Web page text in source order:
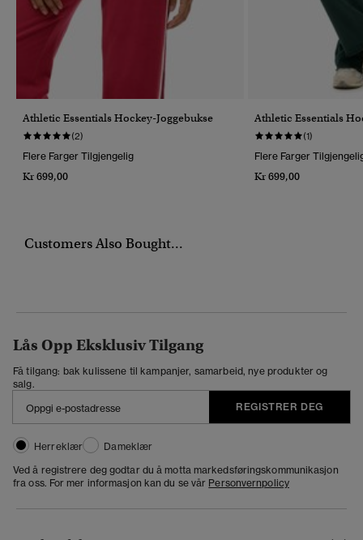
Athletic Essentials Hockey-Joggebukse
(2)
Flere Farger Tilgjengelig
Kr 699,00
Athletic Essentials
(1)
Flere Farger
Kr 699,00
Customers Also Bought...
Lås Opp Eksklusiv Tilgang
Få tilgang: bak kulissene til kampanjer, samarbeid, nye produkter og
salg.
REGISTRER DEG
Herreklær
Dameklær
Ved å registrere deg godtar du å motta markedsføringskommunikasjon
fra oss. For mer informasjon kan du se vår Personvernpolicy